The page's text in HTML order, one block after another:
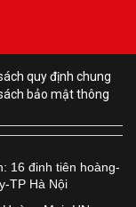
quy định chung
bảo mật thông
16 đinh tiên hoàng-
TP Hà Nội